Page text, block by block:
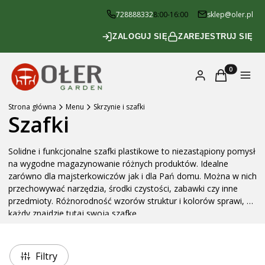
7288883328:00-16:00 sklep@oler.pl
ZALOGUJ SIĘ ZAREJESTRUJ SIĘ
Zaloguj sięProdukty w
Koszyk Menu
Strona główna Menu Skrzynie i szafki
Szafki
Solidne i funkcjonalne szafki plastikowe to niezastąpiony pomysł
na wygodne magazynowanie różnych produktów. Idealne
zarówno dla majsterkowiczów jak i dla Pań domu. Można w nich
przechowywać narzędzia, środki czystości, zabawki czy inne
przedmioty. Różnorodność wzorów struktur i kolorów sprawi, że
każdy znajdzie tutaj swoją szafkę.
Filtry